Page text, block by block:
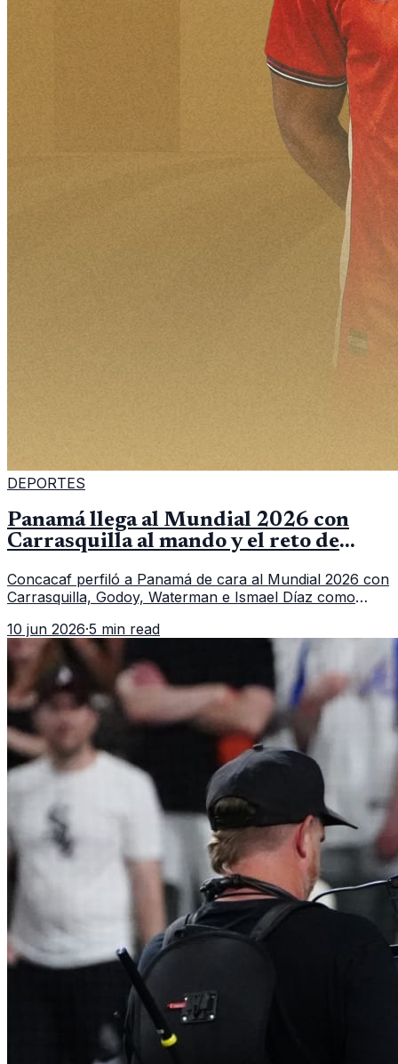
DEPORTES
Panamá llega al Mundial 2026 con
Carrasquilla al mando y el reto de
Concacaf perfiló a Panamá de cara al Mundial 2026 con
Carrasquilla, Godoy, Waterman e Ismael Díaz como
Inglaterra, Croacia y Ghana.
10 jun 2026·5 min read